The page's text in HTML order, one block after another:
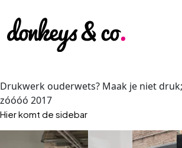
Drukwerk ouderwets? Maak je niet
zóóóó 2017
Hier komt de sidebar